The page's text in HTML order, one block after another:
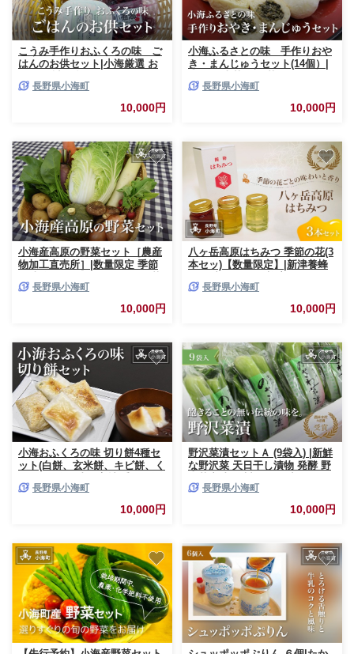
こうみ手作りおふくろの味 ご
はんのお供セット|小海厳選 お
野県小海町
長野県小海町
10,000円
小海ふるさとの味 手作りおや
き・まんじゅうセット(14個）|
じゅう 惣菜 郷土の味 長野県小
長野県小海町
10,000円
小海産高原の野菜セット［農産
物加工直売所］|数量限定 季節
直売所直送 長野県小海町
長野県小海町
10,000円
八ヶ岳高原はちみつ 季節の花(3
本セッ)【数量限定】|新津養蜂
純粋 八ヶ岳高原 長野県小海町
長野県小海町
10,000円
小海おふくろの味 切り餅4種セ
ット(白餅、玄米餅、キビ餅、く
長野県小海町
長野県小海町
10,000円
野沢菜漬セットＡ (9袋入) |新鮮
な野沢菜 天日干し漬物 発酵 野
長野県小海町
10,000円